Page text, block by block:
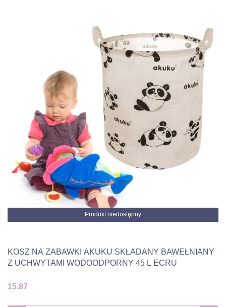
Produkt niedostępny
KOSZ NA ZABAWKI AKUKU SKŁADANY BAWEŁNIANY
Z UCHWYTAMI WODOODPORNY 45 L ECRU
15.87